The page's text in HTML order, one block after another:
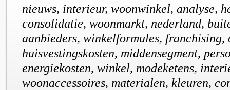
nieuws, interieur, woonwinkel, analyse,
consolidatie, woonmarkt, nederland,
aanbieders, winkelformules, franchising,
huisvestingskosten, middensegment,
energiekosten, winkel, modeketens,
woonaccessoires, materialen, kleuren,